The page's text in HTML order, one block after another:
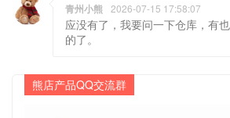
青州小熊 2026-07-15 17:58:07
应没有了，我要问一下仓库，有
的了。
熊店产品QQ交流群